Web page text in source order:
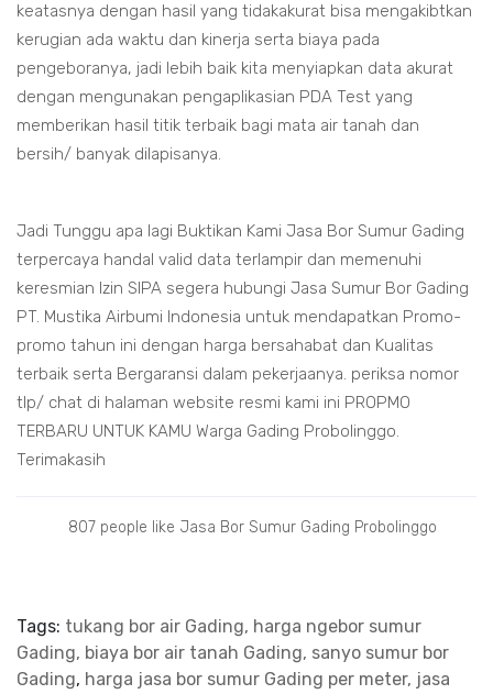
keatasnya dengan hasil yang tidakakurat bisa mengakibtkan
kerugian ada waktu dan kinerja serta biaya pada
pengeboranya, jadi lebih baik kita menyiapkan data akurat
dengan mengunakan pengaplikasian PDA Test yang
memberikan hasil titik terbaik bagi mata air tanah dan
bersih/ banyak dilapisanya.
Jadi Tunggu apa lagi Buktikan Kami Jasa Bor Sumur Gading
terpercaya handal valid data terlampir dan memenuhi
keresmian Izin SIPA segera hubungi Jasa Sumur Bor Gading
PT. Mustika Airbumi Indonesia untuk mendapatkan Promo-
promo tahun ini dengan harga bersahabat dan Kualitas
terbaik serta Bergaransi dalam pekerjaanya. periksa nomor
tlp/ chat di halaman website resmi kami ini PROPMO
TERBARU UNTUK KAMU Warga Gading Probolinggo.
Terimakasih
807 people like Jasa Bor Sumur Gading Probolinggo
Tags: tukang bor air Gading, harga ngebor sumur
Gading, biaya bor air tanah Gading, sanyo sumur bor
Gading, harga jasa bor sumur Gading per meter, jasa